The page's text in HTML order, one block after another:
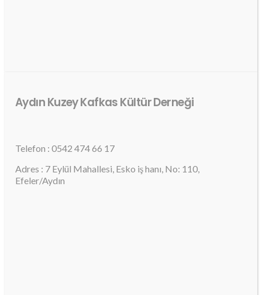
Aydın Kuzey Kafkas Kültür Derneği
Telefon : 0542 474 66 17
Adres : 7 Eylül Mahallesi, Esko iş hanı, No: 110,
Efeler/Aydın